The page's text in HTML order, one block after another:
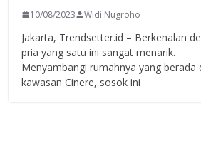
10/08/2023 Widi Nugroho
Jakarta, Trendsetter.id – Berkenalan
pria yang satu ini sangat menarik.
Menyambangi rumahnya yang berada
kawasan Cinere, sosok ini